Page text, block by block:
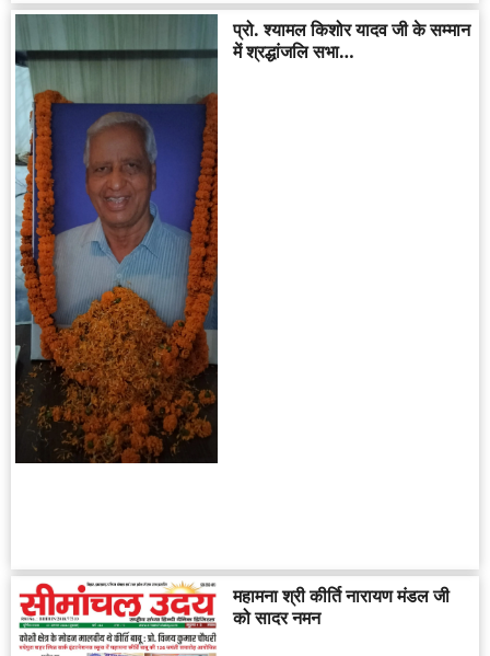
प्रो. श्यामल किशोर यादव जी के सम्मान
में श्रद्धांजलि सभा…
महामना श्री कीर्ति नारायण मंडल जी
को सादर नमन